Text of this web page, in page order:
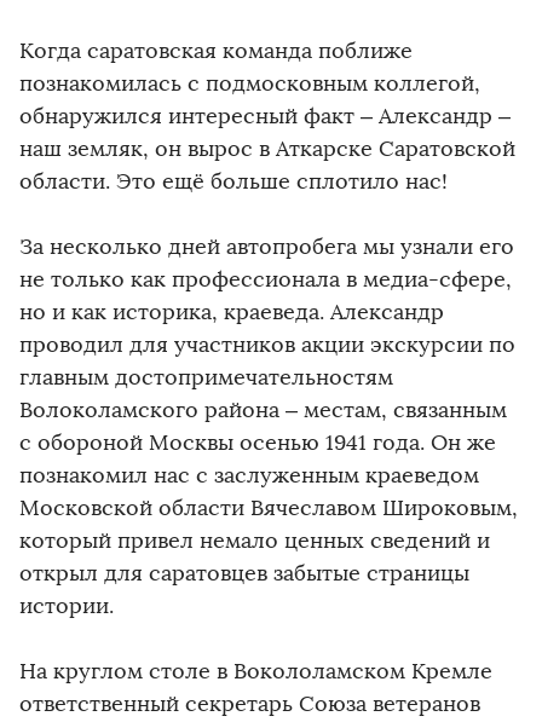
Когда саратовская команда поближе
познакомилась с подмосковным коллегой,
обнаружился интересный факт – Александр –
наш земляк, он вырос в Аткарске Саратовской
области. Это ещё больше сплотило нас!
За несколько дней автопробега мы узнали его
не только как профессионала в медиа-сфере,
но и как историка, краеведа. Александр
проводил для участников акции экскурсии по
главным достопримечательностям
Волоколамского района – местам, связанным
с обороной Москвы осенью 1941 года. Он же
познакомил нас с заслуженным краеведом
Московской области Вячеславом Широковым,
который привел немало ценных сведений и
открыл для саратовцев забытые страницы
истории.
На круглом столе в Вокололамском Кремле
ответственный секретарь Союза ветеранов